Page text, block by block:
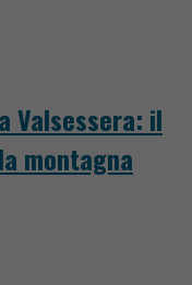
Valsessera: il
montagna